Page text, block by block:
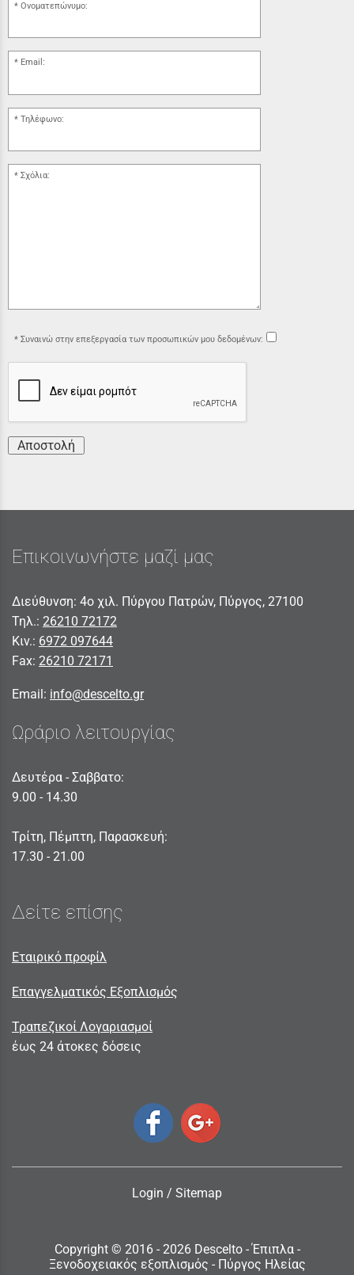
Ονοματεπώνυμο:
Email:
Τηλέφωνο:
Σχόλια:
Συναινώ στην επεξεργασία των προσωπικών μου δεδομένων:
Αποστολή
Επικοινωνήστε μαζί μας
Διεύθυνση: 4ο χιλ. Πύργου Πατρών, Πύργος, 27100
Τηλ.: 26210 72172
Κιν.: 6972 097644
Fax: 26210 72171
Email: info@descelto.gr
Ωράριο λειτουργίας
Δευτέρα - Σαββατο:
9.00 - 14.30
Τρίτη, Πέμπτη, Παρασκευή:
17.30 - 21.00
Δείτε επίσης
Εταιρικό προφίλ
Επαγγελματικός Εξοπλισμός
Τραπεζικοί Λογαριασμοί
έως 24 άτοκες δόσεις
Login / Sitemap
Copyright © 2016 - 2026 Descelto - Έπιπλα -
Ξενοδοχειακός εξοπλισμός - Πύργος Ηλείας